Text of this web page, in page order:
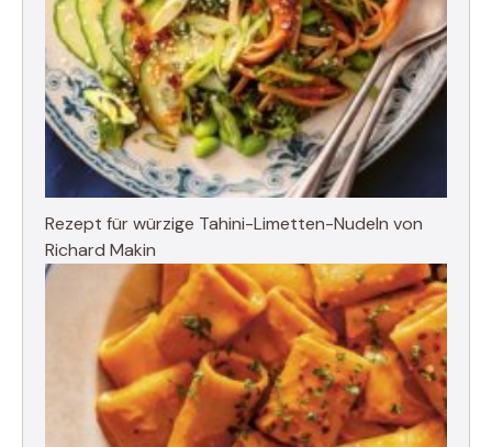
Rezept für würzige Tahini-Limetten-Nudeln von
Richard Makin